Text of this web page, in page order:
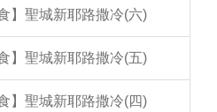
】聖城新耶路撒冷(六)
】聖城新耶路撒冷(五)
】聖城新耶路撒冷(四)